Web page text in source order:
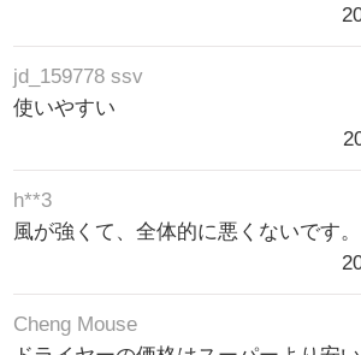
jd_159778 ssv
使いやすい
h**3
風が強くて、全体的に悪くないです。
Cheng Mouse